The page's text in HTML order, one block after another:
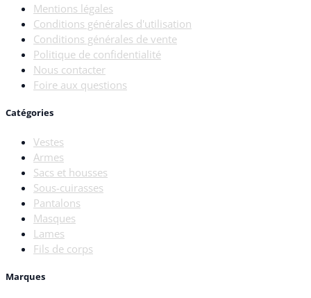
Mentions légales
Conditions générales d'utilisation
Conditions générales de vente
Politique de confidentialité
Nous contacter
Foire aux questions
Catégories
Vestes
Armes
Sacs et housses
Sous-cuirasses
Pantalons
Masques
Lames
Fils de corps
Marques